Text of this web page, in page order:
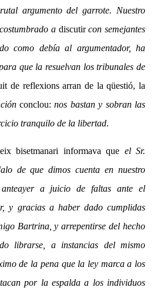
argumento del garrote. Nuestro
adiscutircon semejantes
como debía al argumentador, ha
que la resuelvan los tribunales de
de reflexions arran de la qüestió, la
conclou:nos bastan y sobran las
tranquilo de la libertad.
bisetmanari informava que el Sr.
de que dimos cuenta en nuestro
a juicio de faltas ante el
y gracias a haber dado cumplidas
Bartrina, y arrepentirse del hecho
librarse, a instancias del mismo
de la pena que la ley marca a los
por la espalda a los individuos